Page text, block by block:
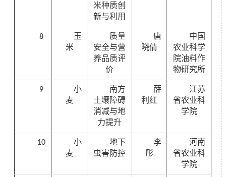
米种质创
新与利用
8
玉
米
质量
安全与营
养品质评
价
唐
晓倩
中国
农业科学
院油料作
物研究所
9
小
麦
南方
土壤障碍
消减与地
力提升
薛
利红
江苏
省农业科
学院
10
小
麦
地下
虫害防控
李
彤
河南
省农业科
学院